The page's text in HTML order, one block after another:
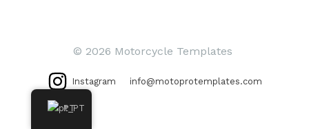
© 2026 Motorcycle Templates
Instagram info@motoprotemplates.com
PT